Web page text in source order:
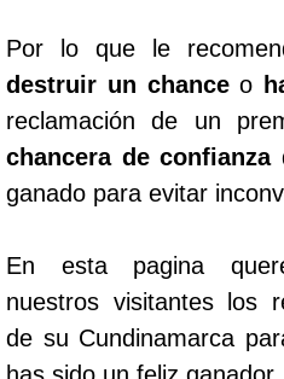
Por lo que le
destruir un chanceo
reclamación de un
chancera de confianza
ganado para evitar
En esta pagina
nuestros visitantes los
de su Cundinamarca